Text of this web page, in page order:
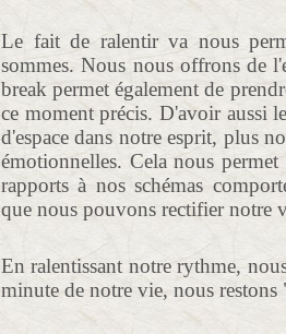
Le fait de ralentir va nous
sommes. Nous nous offrons de
break permet également de
ce moment précis. D'avoir aussi
d'espace dans notre esprit, plus
émotionnelles. Cela nous
rapports à nos schémas
que nous pouvons rectifier notre
En ralentissant notre rythme,
minute de notre vie, nous